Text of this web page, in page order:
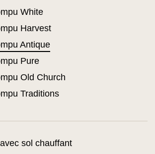
White
Harvest
Antique
Pure
Old Church
Traditions
sol chauffant